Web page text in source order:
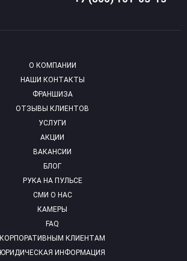
О КОМПАНИИ
НАШИ КОНТАКТЫ
ФРАНШИЗА
ОТЗЫВЫ КЛИЕНТОВ
УСЛУГИ
АКЦИИ
ВАКАНСИИ
БЛОГ
РУКА НА ПУЛЬСЕ
СМИ О НАС
КАМЕРЫ
FAQ
КОРПОРАТИВНЫМ КЛИЕНТАМ
ЮРИДИЧЕСКАЯ ИНФОРМАЦИЯ